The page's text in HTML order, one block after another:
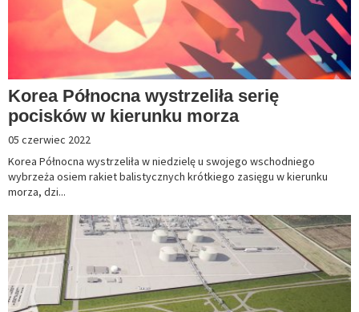
Korea Północna wystrzeliła serię
pocisków w kierunku morza
05 czerwiec 2022
Korea Północna wystrzeliła w niedzielę u swojego wschodniego
wybrzeża osiem rakiet balistycznych krótkiego zasięgu w kierunku
morza, dzi...